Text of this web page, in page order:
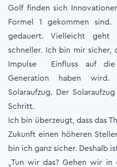
Golf finden sich
Formel 1 gekommen
gedauert. Vielleicht geht
schneller. Ich bin mir sicher,
Impulse Einfluss auf
Generation haben
Solaraufzug. Der
Schritt.
Ich bin überzeugt, dass das
Zukunft einen höheren
bin ich ganz sicher. Deshalb
„Tun wir das? Gehen wir